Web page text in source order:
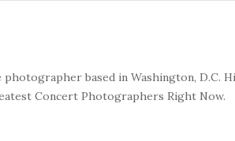
photographer based in Washington, D.C.
Concert Photographers Right Now.